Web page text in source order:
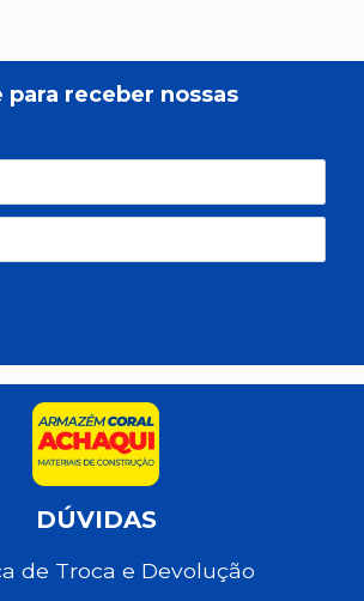
para receber nossas
DÚVIDAS
de Troca e Devolução